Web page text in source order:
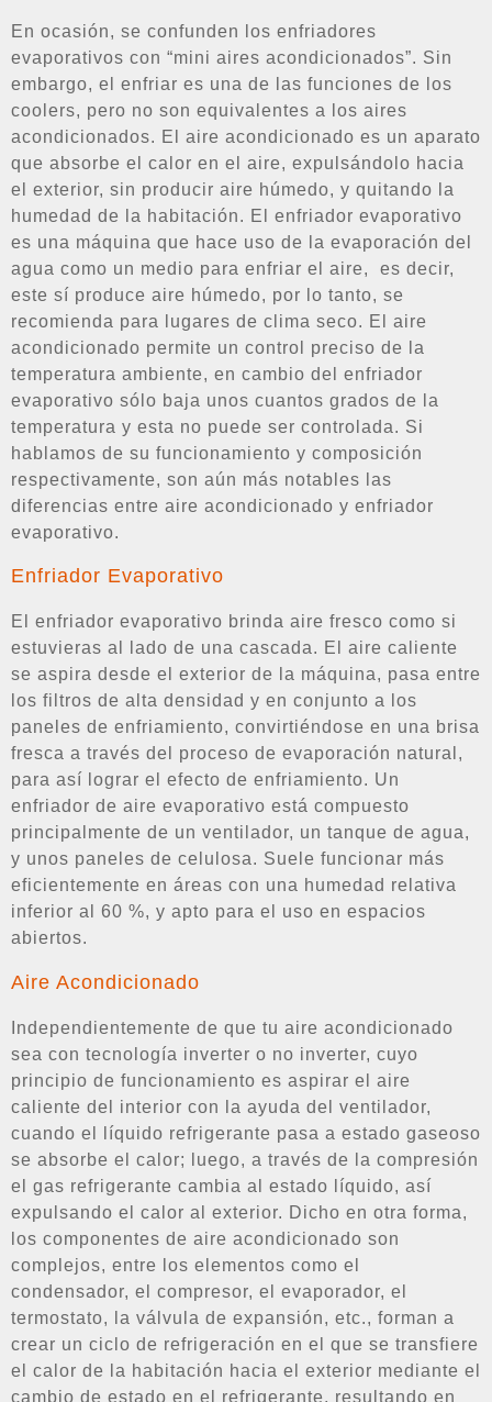
En ocasión, se confunden los enfriadores
evaporativos con “mini aires acondicionados”. Sin
embargo, el enfriar es una de las funciones de los
coolers, pero no son equivalentes a los aires
acondicionados. El aire acondicionado es un aparato
que absorbe el calor en el aire, expulsándolo hacia
el exterior, sin producir aire húmedo, y quitando la
humedad de la habitación. El enfriador evaporativo
es una máquina que hace uso de la evaporación del
agua como un medio para enfriar el aire, es decir,
este sí produce aire húmedo, por lo tanto, se
recomienda para lugares de clima seco. El aire
acondicionado permite un control preciso de la
temperatura ambiente, en cambio del enfriador
evaporativo sólo baja unos cuantos grados de la
temperatura y esta no puede ser controlada. Si
hablamos de su funcionamiento y composición
respectivamente, son aún más notables las
diferencias entre aire acondicionado y enfriador
evaporativo.
Enfriador Evaporativo
El enfriador evaporativo brinda aire fresco como si
estuvieras al lado de una cascada. El aire caliente
se aspira desde el exterior de la máquina, pasa entre
los filtros de alta densidad y en conjunto a los
paneles de enfriamiento, convirtiéndose en una brisa
fresca a través del proceso de evaporación natural,
para así lograr el efecto de enfriamiento. Un
enfriador de aire evaporativo está compuesto
principalmente de un ventilador, un tanque de agua,
y unos paneles de celulosa. Suele funcionar más
eficientemente en áreas con una humedad relativa
inferior al 60 %, y apto para el uso en espacios
abiertos.
Aire Acondicionado
Independientemente de que tu aire acondicionado
sea con tecnología inverter o no inverter, cuyo
principio de funcionamiento es aspirar el aire
caliente del interior con la ayuda del ventilador,
cuando el líquido refrigerante pasa a estado gaseoso
se absorbe el calor; luego, a través de la compresión
el gas refrigerante cambia al estado líquido, así
expulsando el calor al exterior. Dicho en otra forma,
los componentes de aire acondicionado son
complejos, entre los elementos como el
condensador, el compresor, el evaporador, el
termostato, la válvula de expansión, etc., forman a
crear un ciclo de refrigeración en el que se transfiere
el calor de la habitación hacia el exterior mediante el
cambio de estado en el refrigerante, resultando en